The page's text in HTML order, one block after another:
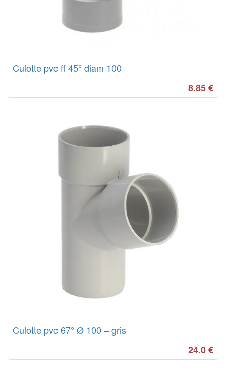
Culotte pvc ff 45° diam 100
8.85€
Culotte pvc 67° Ø 100 – gris
24.0€